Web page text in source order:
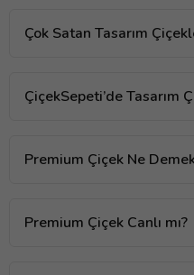
Çok Satan Tasarım
ÇiçekSepeti’de Tasarım
Premium Çiçek Ne
Premium Çiçek Canlı mı?